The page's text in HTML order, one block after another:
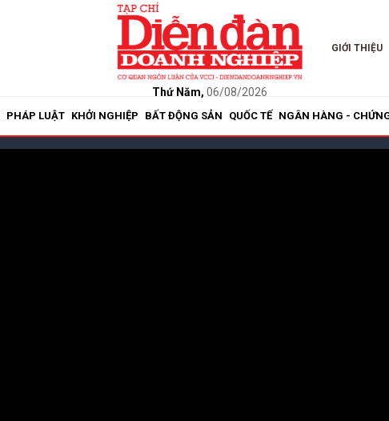
Thứ Năm, 06/08/2026
GIỚI THIỆU
PHÁP LUẬT KHỞI NGHIỆP BẤT ĐỘNG SẢN QUỐC TẾ NGÂN HÀNG -